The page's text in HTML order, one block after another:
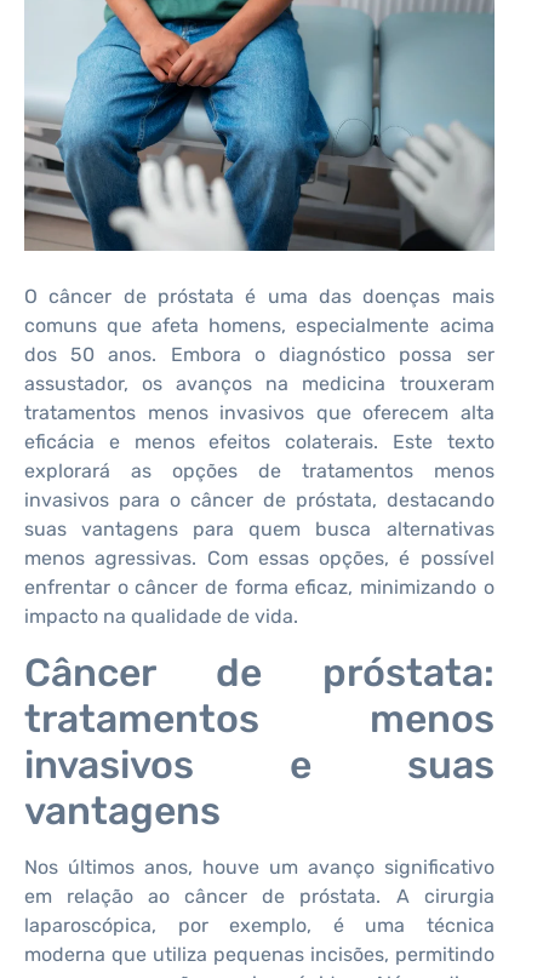
O câncer de próstata é uma das doenças mais
comuns que afeta homens, especialmente acima
dos 50 anos. Embora o diagnóstico possa ser
assustador, os avanços na medicina trouxeram
tratamentos menos invasivos que oferecem alta
eficácia e menos efeitos colaterais. Este texto
explorará as opções de tratamentos menos
invasivos para o câncer de próstata, destacando
suas vantagens para quem busca alternativas
menos agressivas. Com essas opções, é possível
enfrentar o câncer de forma eficaz, minimizando o
impacto na qualidade de vida.
Câncer de próstata:
tratamentos menos
invasivos e suas
vantagens
Nos últimos anos, houve um avanço significativo
em relação ao câncer de próstata. A cirurgia
laparoscópica, por exemplo, é uma técnica
moderna que utiliza pequenas incisões, permitindo